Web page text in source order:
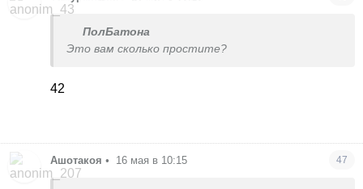
ПолБатона
Это вам сколько простите?
42
Ашотакоя • 16 мая в 10:15 47